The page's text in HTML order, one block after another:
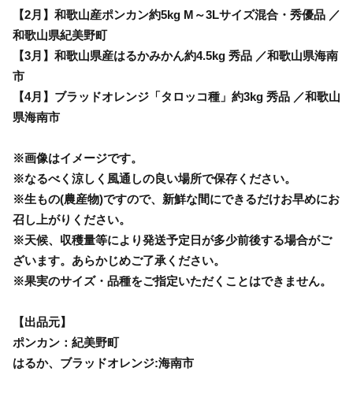
【2月】和歌山産ポンカン約5kg M～3Lサイズ混合・秀優品 ／
和歌山県紀美野町
【3月】和歌山県産はるかみかん約4.5kg 秀品 ／和歌山県海南
市
【4月】ブラッドオレンジ「タロッコ種」約3kg 秀品 ／和歌山
県海南市
※画像はイメージです。
※なるべく涼しく風通しの良い場所で保存ください。
※生もの(農産物)ですので、新鮮な間にできるだけお早めにお
召し上がりください。
※天候、収穫量等により発送予定日が多少前後する場合がご
ざいます。あらかじめご了承ください。
※果実のサイズ・品種をご指定いただくことはできません。
【出品元】
ポンカン：紀美野町
はるか、ブラッドオレンジ:海南市